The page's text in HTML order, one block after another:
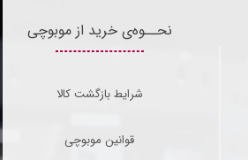
نحــوه‌ی خرید از موبوچی
شرایط بازگشت کالا
قوانین موبوچی